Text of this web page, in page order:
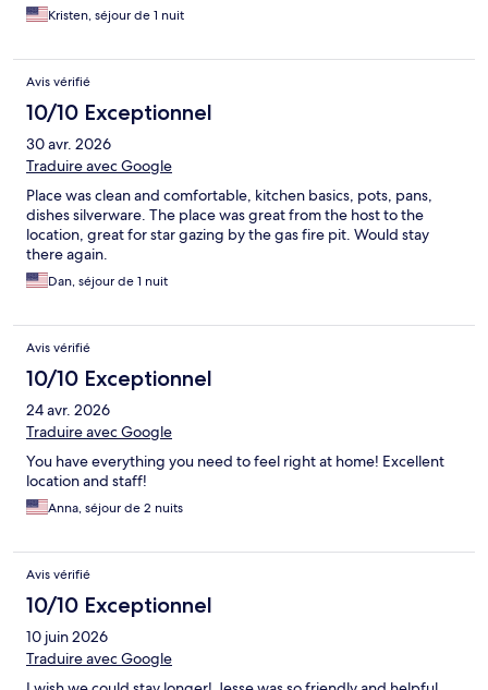
Kristen, séjour de 1 nuit
Avis vérifié
10/10 Exceptionnel
30 avr. 2026
Traduire avec Google
Place was clean and comfortable, kitchen basics, pots, pans,
dishes silverware. The place was great from the host to the
location, great for star gazing by the gas fire pit. Would stay
there again.
Dan, séjour de 1 nuit
Avis vérifié
10/10 Exceptionnel
24 avr. 2026
Traduire avec Google
You have everything you need to feel right at home! Excellent
location and staff!
Anna, séjour de 2 nuits
Avis vérifié
10/10 Exceptionnel
10 juin 2026
Traduire avec Google